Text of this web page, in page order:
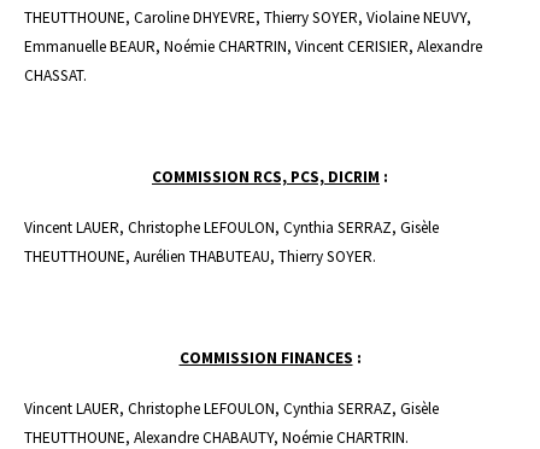
THEUTTHOUNE, Caroline DHYEVRE, Thierry SOYER, Violaine NEUVY,
Emmanuelle BEAUR, Noémie CHARTRIN, Vincent CERISIER, Alexandre
CHASSAT.
COMMISSION RCS, PCS, DICRIM :
Vincent LAUER, Christophe LEFOULON, Cynthia SERRAZ, Gisèle
THEUTTHOUNE, Aurélien THABUTEAU, Thierry SOYER.
COMMISSION FINANCES :
Vincent LAUER, Christophe LEFOULON, Cynthia SERRAZ, Gisèle
THEUTTHOUNE, Alexandre CHABAUTY, Noémie CHARTRIN.